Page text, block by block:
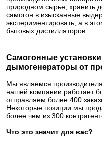
природном сырье, хранить
самогон в изысканные
экспериментировать, а в
бытовых дистилляторов.
Самогонные
дымогенераторы от
Мы являемся
нашей компании работает
отправляем более 400
Некоторые позиции мы
более чем из 300
Что это значит для вас?